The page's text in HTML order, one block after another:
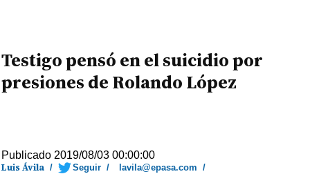
Testigo pensó en el suicidio por
presiones de Rolando López
Publicado 2019/08/03 00:00:00
Luis Ávila / Seguir / lavila@epasa.com /